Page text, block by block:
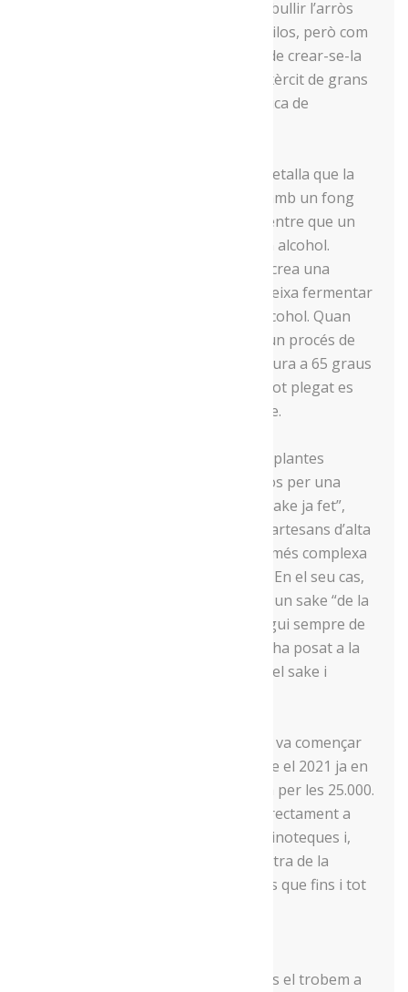
necessaris per fer el sake. Així, per bullir l’arròs
necessita una “vaporera” de 150 quilos, però com
que aquí això no existeix, va haver de crear-se-la
ell mateix, comprant una olla de l’exèrcit de grans
dimensions i adaptar-la fent una mica de
Pel que fa a la producció del sake, detalla que la
base és l’arròs, que s’ha d’infectar amb un fong
que converteix el midó en sucre, mentre que un
segon llevat transforma el sucre en alcohol.
Després de diversos processos, es crea una
“papilla alcohòlica d’arròs” que es deixa fermentar
per tal que vagi guanyant grau d’alcohol. Quan
convé, es talla la fermentació amb un procés de
pasteurització, apujant la temperatura a 65 graus
i abaixant-la tot seguit. Finalment, tot plegat es
filtra i el líquid que en surt és el sake.
Campins explica que al Japó “tenen plantes
elaboradores de sake on entra arròs per una
punta i per l’altra punta en surt el sake ja fet”,
mentre que l’elaboració dels sakes artesans d’alta
gamma tenen una elaboració molt més complexa
“i això es nota en el producte final”. En el seu cas,
produeix un sake prèmium i també un sake “de la
casa” que, tot i això, intenta que segui sempre de
gran qualitat. A banda, recentment ha posat a la
venda un aperitiu fet amb la base del sake i
Pel que fa a la producció, l’any 2016 va començar
amb unes 800 ampolles, mentre que el 2021 ja en
va vendre 16.000 i aquest 2022 ja va per les 25.000.
La distribució, mentrestant, la fa directament a
clients particulars, a restaurants i vinoteques i,
una part, l’exporta. De fet, una mostra de la
qualitat del producte que elabora és que fins i tot
El darrer dels nostres protagonistes el trobem a